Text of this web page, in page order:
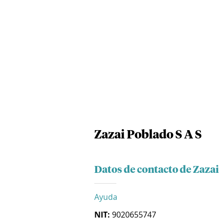
Zazai Poblado S A S
Datos de contacto de Zazai
Ayuda
NIT: 9020655747